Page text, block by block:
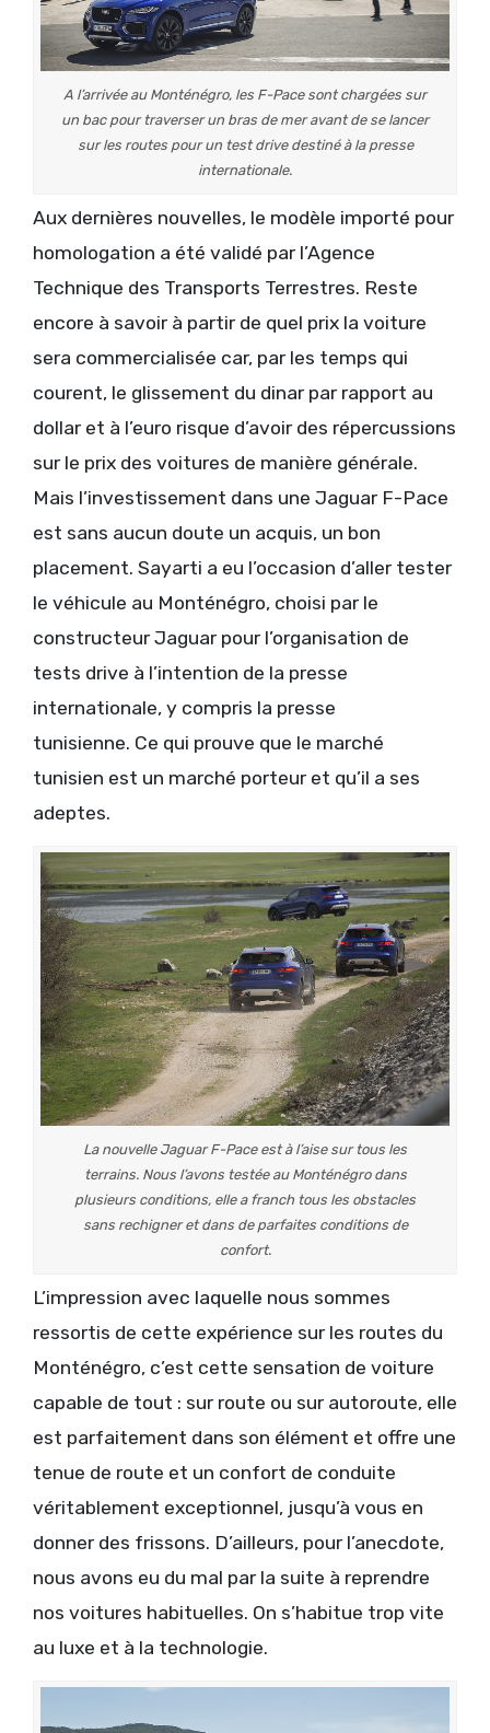
A l’arrivée au Monténégro, les F-Pace sont chargées sur
un bac pour traverser un bras de mer avant de se lancer
sur les routes pour un test drive destiné à la presse
internationale.
Aux dernières nouvelles, le modèle importé pour
homologation a été validé par l’Agence
Technique des Transports Terrestres. Reste
encore à savoir à partir de quel prix la voiture
sera commercialisée car, par les temps qui
courent, le glissement du dinar par rapport au
dollar et à l’euro risque d’avoir des répercussions
sur le prix des voitures de manière générale.
Mais l’investissement dans une Jaguar F-Pace
est sans aucun doute un acquis, un bon
placement. Sayarti a eu l’occasion d’aller tester
le véhicule au Monténégro, choisi par le
constructeur Jaguar pour l’organisation de
tests drive à l’intention de la presse
internationale, y compris la presse
tunisienne. Ce qui prouve que le marché
tunisien est un marché porteur et qu’il a ses
adeptes.
La nouvelle Jaguar F-Pace est à l’aise sur tous les
terrains. Nous l’avons testée au Monténégro dans
plusieurs conditions, elle a franch tous les obstacles
sans rechigner et dans de parfaites conditions de
confort.
L’impression avec laquelle nous sommes
ressortis de cette expérience sur les routes du
Monténégro, c’est cette sensation de voiture
capable de tout : sur route ou sur autoroute, elle
est parfaitement dans son élément et offre une
tenue de route et un confort de conduite
véritablement exceptionnel, jusqu’à vous en
donner des frissons. D’ailleurs, pour l’anecdote,
nous avons eu du mal par la suite à reprendre
nos voitures habituelles. On s’habitue trop vite
au luxe et à la technologie.